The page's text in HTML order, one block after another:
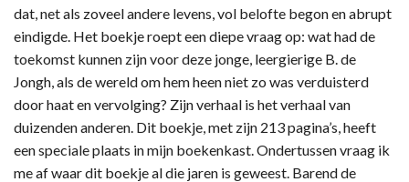
dat, net als zoveel andere levens, vol belofte begon en abrupt
eindigde. Het boekje roept een diepe vraag op: wat had de
toekomst kunnen zijn voor deze jonge, leergierige B. de
Jongh, als de wereld om hem heen niet zo was verduisterd
door haat en vervolging? Zijn verhaal is het verhaal van
duizenden anderen. Dit boekje, met zijn 213 pagina’s, heeft
een speciale plaats in mijn boekenkast. Ondertussen vraag ik
me af waar dit boekje al die jaren is geweest. Barend de